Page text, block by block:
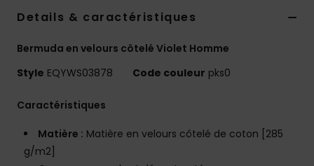
Details & caractéristiques
Bermuda en velours côtelé Violet Homme
Style EQYWS03878 Code couleur pks0
Caractéristiques
Matière : Matière en velours côtelé de coton [285
g/m2]